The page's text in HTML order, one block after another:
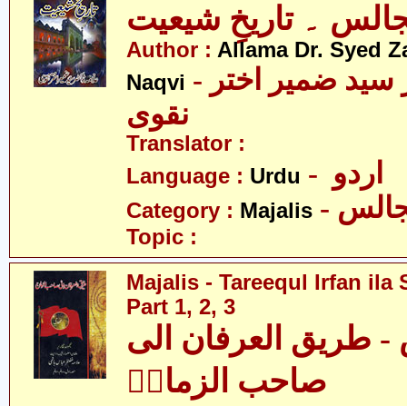
۔ تاریخِ شیعیت
Author : Allama Dr. Syed
Naqvi - علامہ ڈاکٹر سید ضمیر اختر
نقوی
Translator :
Language : Urdu
Category : Majalis
Topic :
Majalis - Tareequl Irfan ila
Part 1, 2, 3
طریق العرفان الی
صاحب الزمانؑ